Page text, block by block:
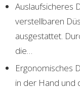
Auslaufsicheres
verstellbaren
ausgestattet.
die…
Ergonomisches
in der Hand und